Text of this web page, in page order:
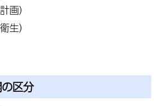
画）
生）
区分